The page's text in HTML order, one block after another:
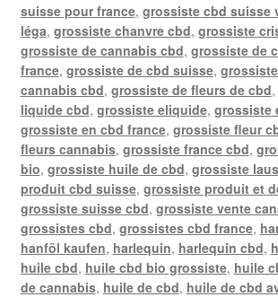
suisse pour france, grossiste cbd suisse
léga, grossiste chanvre cbd, grossiste
grossiste de cannabis cbd, grossiste de
france, grossiste de cbd suisse,
cannabis cbd, grossiste de fleurs de cbd,
liquide cbd, grossiste eliquide, grossiste
grossiste en cbd france, grossiste fleur
fleurs cannabis, grossiste france cbd,
bio, grossiste huile de cbd, grossiste
produit cbd suisse, grossiste produit et
grossiste suisse cbd, grossiste vente
grossistes cbd, grossistes cbd france,
hanföl kaufen, harlequin, harlequin cbd,
huile cbd, huile cbd bio grossiste, huile
de cannabis, huile de cbd, huile de cbd